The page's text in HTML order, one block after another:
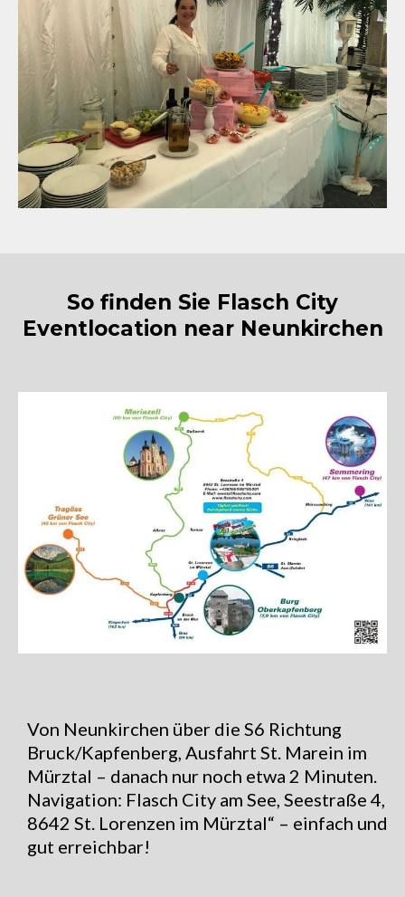
So finden Sie Flasch City
Eventlocation near Neunkirchen
Von Neunkirchen über die S6 Richtung
Bruck/Kapfenberg, Ausfahrt St. Marein im
Mürztal – danach nur noch etwa 2 Minuten.
Navigation: Flasch City am See, Seestraße 4,
8642 St. Lorenzen im Mürztal“ – einfach und
gut erreichbar!